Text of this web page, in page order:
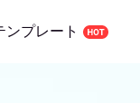
ンプレート